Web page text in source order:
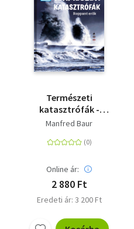
Természeti
katasztrófák -
Roppant erők - Mi
Manfred Baur
Online ár:
2 880 Ft
Eredeti ár: 3 200 Ft